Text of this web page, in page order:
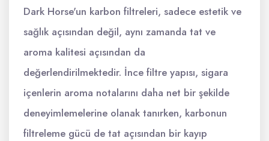
Dark Horse'un karbon filtreleri, sadece estetik ve
sağlık açısından değil, aynı zamanda tat ve
aroma kalitesi açısından da
değerlendirilmektedir. İnce filtre yapısı, sigara
içenlerin aroma notalarını daha net bir şekilde
deneyimlemelerine olanak tanırken, karbonun
filtreleme gücü de tat açısından bir kayıp